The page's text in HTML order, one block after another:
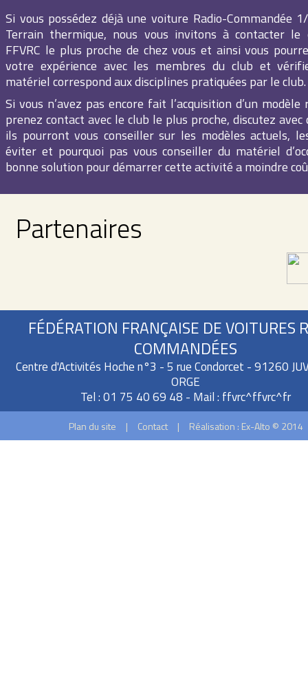
Si vous possédez déjà une voiture Radio-Commandée
Terrain thermique, nous vous invitons à contacter
FFVRC le plus proche de chez vous et ainsi vous
votre expérience avec les membres du club et
matériel correspond aux disciplines pratiquées par le club.
Si vous n’avez pas encore fait l’acquisition d’un
prenez contact avec le club le plus proche, discutez avec
ils pourront vous conseiller sur les modèles actuels,
éviter et pourquoi pas vous conseiller du matériel
bonne solution pour démarrer cette activité a moindre
Partenaires
FÉDÉRATION FRANÇAISE DE VOITURES
COMMANDÉES
Centre d'Activités Hoche n°3 - 5 rue Condorcet - 91260
ORGE
Tel : 01 75 40 69 48 - Mail : ffvrc^ffvrc^fr
Plan du site | Contact | Réalisation : Ex-Alto © 2014